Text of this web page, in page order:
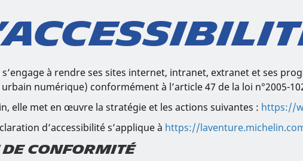
à rendre ses sites internet, intranet, extranet et ses
numérique) conformément à l’article 47 de la loi n°2005-
elle met en œuvre la stratégie et les actions suivantes : https://
d’accessibilité s’applique à https://
de conformité